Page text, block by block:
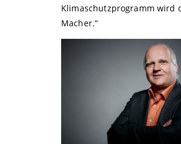
Klimaschutzprogramm wird
Macher.“